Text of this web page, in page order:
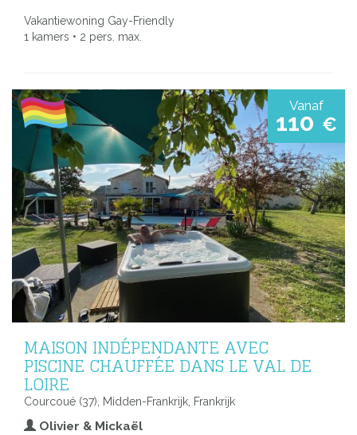
Vakantiewoning Gay-Friendly
1 kamers • 2 pers. max.
Vanaf
110 €
MAISON INDÉPENDANTE AVEC
PISCINE CHAUFFÉE DANS LE VAL DE
LOIRE
Courcoué (37), Midden-Frankrijk, Frankrijk
Olivier & Mickaël